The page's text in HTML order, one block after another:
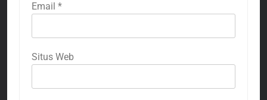
Email *
Situs Web